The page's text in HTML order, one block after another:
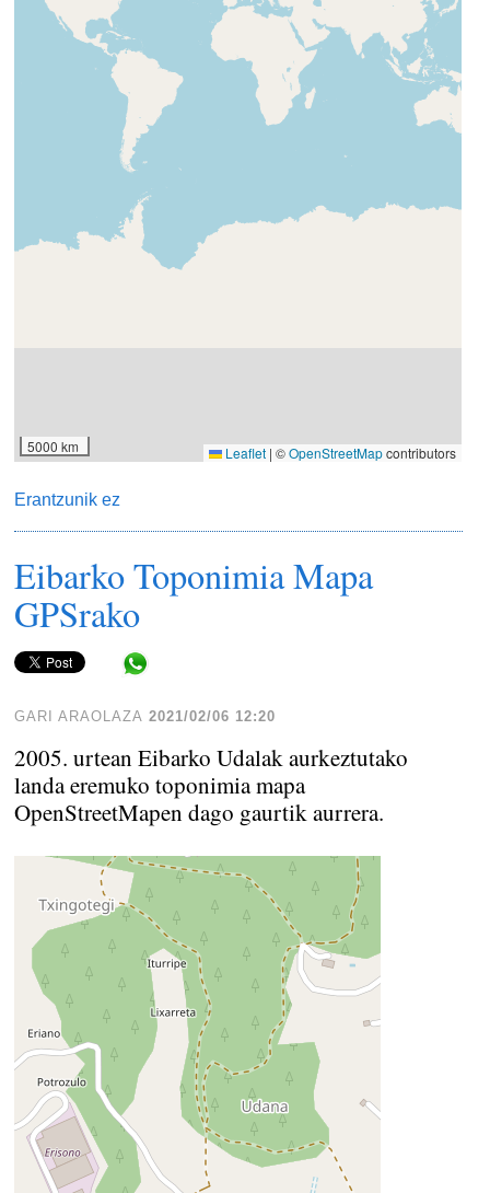
Erantzunik ez
Eibarko Toponimia Mapa
GPSrako
GARI ARAOLAZA 2021/02/06 12:20
2005. urtean Eibarko Udalak aurkeztutako
landa eremuko toponimia mapa
OpenStreetMapen dago gaurtik aurrera.